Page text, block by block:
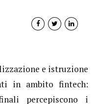
e istruzione
in ambito fintech:
percepiscono i